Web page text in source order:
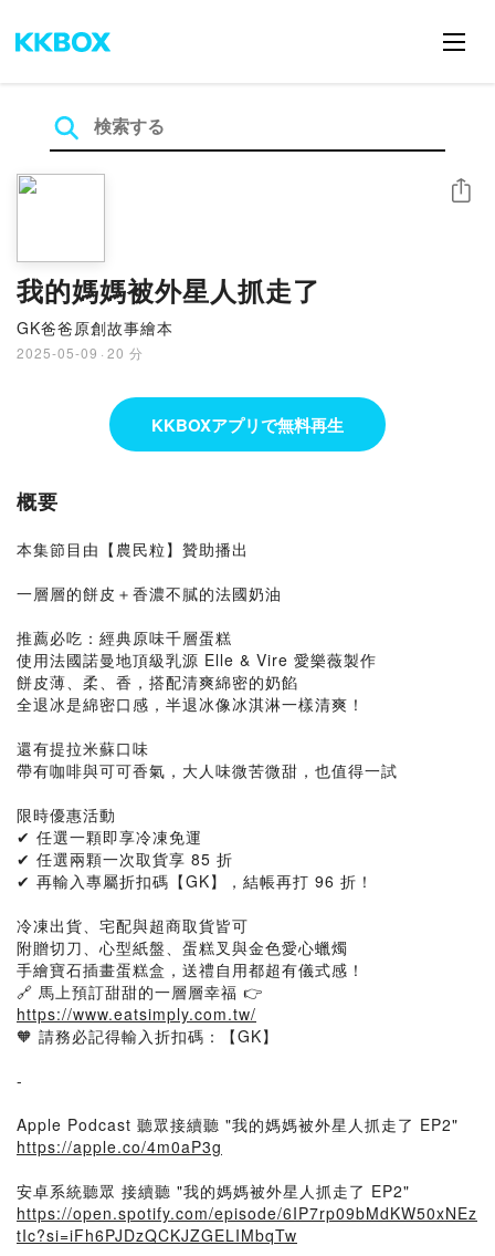
我的媽媽被外星人抓走了
GK爸爸原創故事繪本
2025-05-09 · 20 分
シェア
KKBOXアプリで無料再生
概要
本集節目由【農民粒】贊助播出
一層層的餅皮＋香濃不膩的法國奶油
推薦必吃：經典原味千層蛋糕
使用法國諾曼地頂級乳源 Elle & Vire 愛樂薇製作
餅皮薄、柔、香，搭配清爽綿密的奶餡
全退冰是綿密口感，半退冰像冰淇淋一樣清爽！
還有提拉米蘇口味
帶有咖啡與可可香氣，大人味微苦微甜，也值得一試
限時優惠活動
✔ 任選一顆即享冷凍免運
✔ 任選兩顆一次取貨享 85 折
✔ 再輸入專屬折扣碼【GK】，結帳再打 96 折！
冷凍出貨、宅配與超商取貨皆可
附贈切刀、心型紙盤、蛋糕叉與金色愛心蠟燭
手繪寶石插畫蛋糕盒，送禮自用都超有儀式感！
🔗 馬上預訂甜甜的一層層幸福 👉
https://www.eatsimply.com.tw/
🧡 請務必記得輸入折扣碼：【GK】
-
Apple Podcast 聽眾接續聽 "我的媽媽被外星人抓走了 EP2"
https://apple.co/4m0aP3g
安卓系統聽眾 接續聽 "我的媽媽被外星人抓走了 EP2"
https://open.spotify.com/episode/6IP7rp09bMdKW50xNEz
tIc?si=iFh6PJDzQCKJZGELIMbqTw